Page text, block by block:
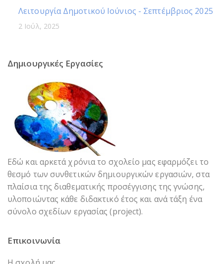
Λειτουργία Δημοτικού Ιούνιος - Σεπτέμβριος 2025
2 Ιούλ, 2025
Δημιουργικές Εργασίες
Εδώ και αρκετά χρόνια το σχολείο μας εφαρμόζει το
θεσμό των συνθετικών δημιουργικών εργασιών, στα
πλαίσια της διαθεματικής προσέγγισης της γνώσης,
υλοποιώντας κάθε διδακτικό έτος και ανά τάξη ένα
σύνολο σχεδίων εργασίας (project).
Επικοινωνία